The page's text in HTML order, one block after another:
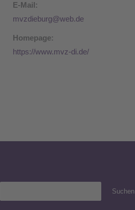
E-Mail:
mvzdieburg@web.de
Homepage:
https://www.mvz-di.de/
Suchen